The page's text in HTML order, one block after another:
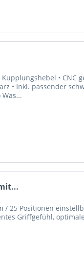
• CNC
• Inkl. passender
25 Positionen
Griffgefühl,